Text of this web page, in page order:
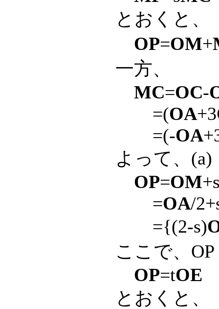
とおくと、
OP=OM+
一方、
MC=OC-
=(OA+3
=(-OA
よって、(a)
OP=OM
=OA/
={(2-s)
ここで、
OP=tOE
とおくと、